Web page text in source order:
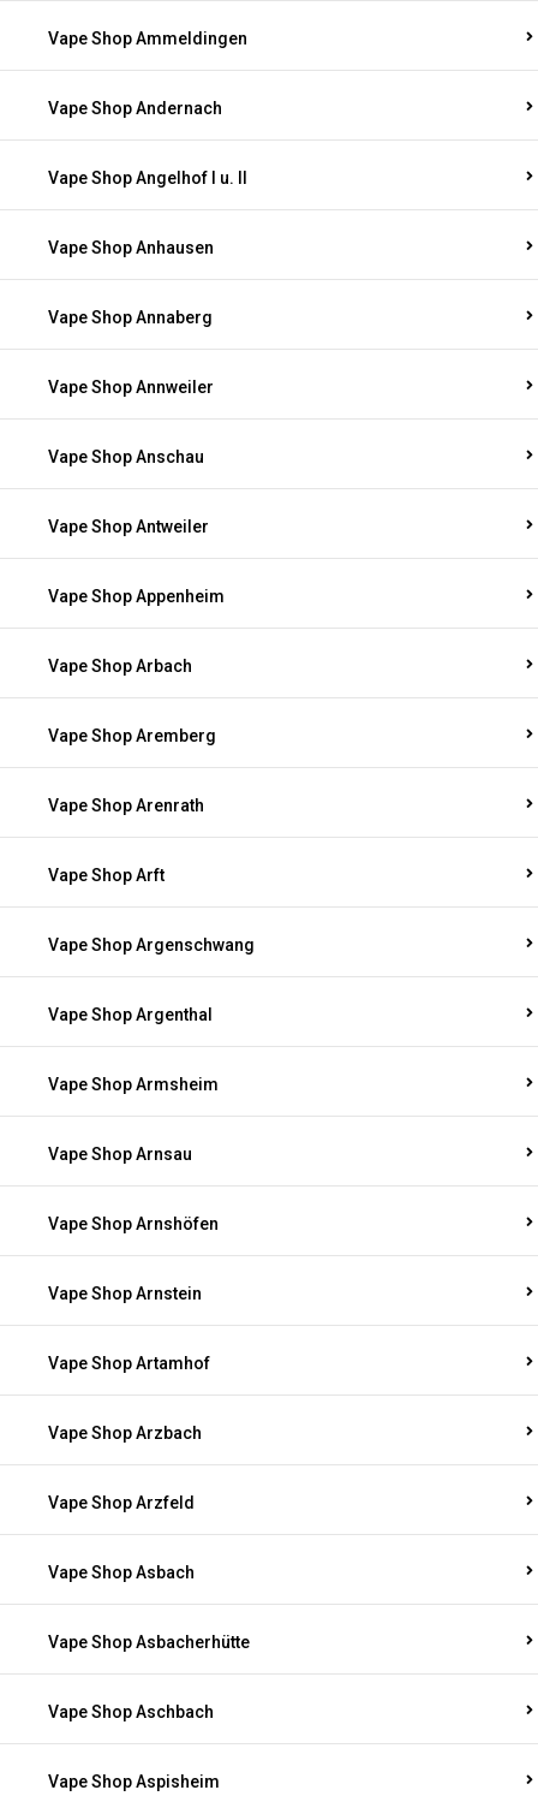
Vape Shop Ammeldingen
Vape Shop Andernach
Vape Shop Angelhof I u. II
Vape Shop Anhausen
Vape Shop Annaberg
Vape Shop Annweiler
Vape Shop Anschau
Vape Shop Antweiler
Vape Shop Appenheim
Vape Shop Arbach
Vape Shop Aremberg
Vape Shop Arenrath
Vape Shop Arft
Vape Shop Argenschwang
Vape Shop Argenthal
Vape Shop Armsheim
Vape Shop Arnsau
Vape Shop Arnshöfen
Vape Shop Arnstein
Vape Shop Artamhof
Vape Shop Arzbach
Vape Shop Arzfeld
Vape Shop Asbach
Vape Shop Asbacherhütte
Vape Shop Aschbach
Vape Shop Aspisheim